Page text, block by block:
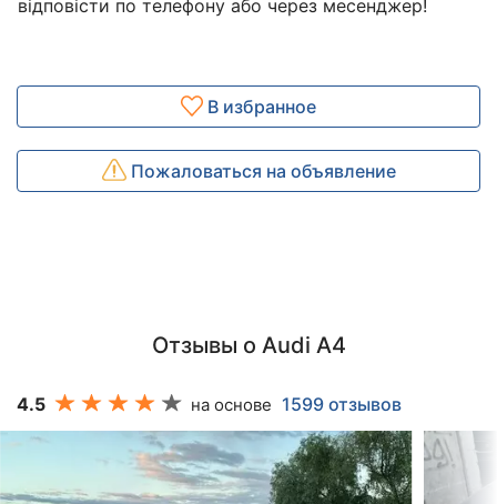
відповісти по телефону або через месенджер!
В избранное
Пожаловаться на объявление
Отзывы о Audi A4
4.5 на основе 1599 отзывов